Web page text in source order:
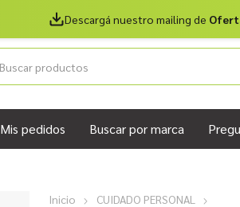
Descargá nuestro mailing de
Mis pedidos Buscar por marca
Inicio CUIDADO PERSONAL